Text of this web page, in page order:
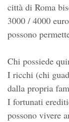
città di Roma
3000 / 4000
possono
Chi possiede
I ricchi (chi
dalla propria
I fortunati
possono vivere